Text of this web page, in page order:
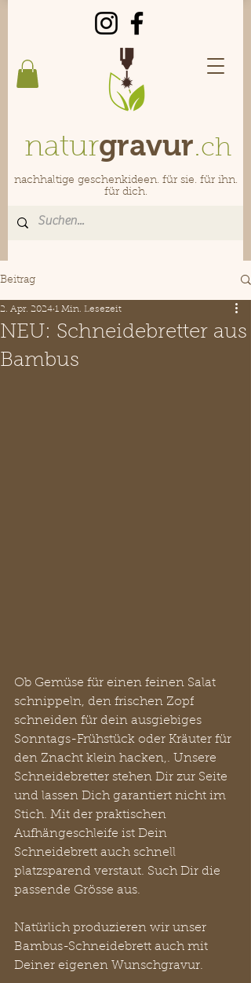
naturgravur.ch
nachhaltige geschenkideen. für sie. für ihn.
für dich.
Beitrag
NEU: Schneidebretter aus
Bambus
2. Apr. 2024 1 Min. Lesezeit
Ob Gemüse für einen feinen Salat
schnippeln, den frischen Zopf
schneiden für dein ausgiebiges
Sonntags-Frühstück oder Kräuter für
den Znacht klein hacken,. Unsere
Schneidebretter stehen Dir zur Seite
und lassen Dich garantiert nicht im
Stich. Mit der praktischen
Aufhängeschleife ist Dein
Schneidebrett auch schnell
platzsparend verstaut. Such Dir die
passende Grösse aus.
Natürlich produzieren wir unser
Bambus-Schneidebrett auch mit
Deiner eigenen Wunschgravur.